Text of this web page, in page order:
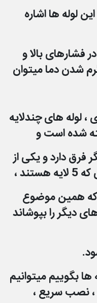
لوله ها اشاره
فشارهای بالا و
شدن دما میتوان
، لوله های چندلایه
شده است و
فرق دارد و یکی از
،
که همین موضوع
دیگر را بپوشاند
ها بگوییم میتوانیم
، نصب سریع ،